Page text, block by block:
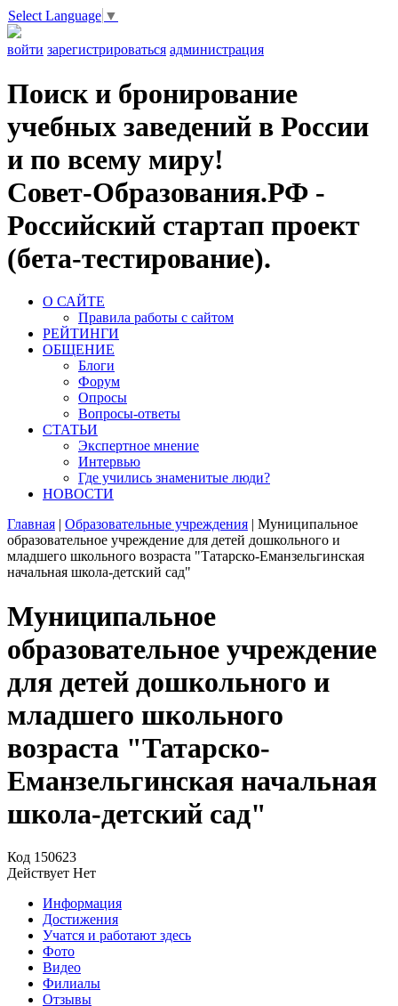
Select Language ▼
войти зарегистрироваться администрация
Поиск и бронирование
учебных заведений в России
и по всему миру!
Совет-Образования.РФ -
Российский стартап проект
(бета-тестирование).
О САЙТЕ
Правила работы с сайтом
РЕЙТИНГИ
ОБЩЕНИЕ
Блоги
Форум
Опросы
Вопросы-ответы
СТАТЬИ
Экспертное мнение
Интервью
Где учились знаменитые люди?
НОВОСТИ
Главная | Образовательные учреждения | Муниципальное
образовательное учреждение для детей дошкольного и
младшего школьного возраста "Татарско-Еманзельгинская
начальная школа-детский сад"
Муниципальное
образовательное учреждение
для детей дошкольного и
младшего школьного
возраста "Татарско-
Еманзельгинская начальная
школа-детский сад"
Код 150623
Действует Нет
Информация
Достижения
Учатся и работают здесь
Фото
Видео
Филиалы
Отзывы